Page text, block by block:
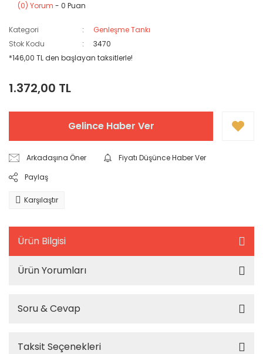
(0) Yorum - 0 Puan
Kategori
Genleşme Tankı
Stok Kodu
3470
*146,00 TL den başlayan taksitlerle!
1.372,00 TL
Gelince Haber Ver
Arkadaşına Öner
Fiyatı Düşünce Haber Ver
Paylaş
Karşılaştır
Ürün Bilgisi
Ürün Yorumları
Soru & Cevap
Taksit Seçenekleri